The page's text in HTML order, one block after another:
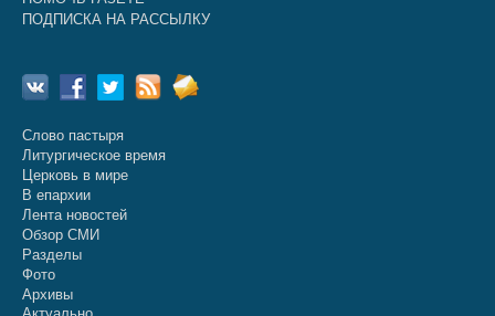
ПОДПИСКА НА РАССЫЛКУ
Слово пастыря
Литургическое время
Церковь в мире
В епархии
Лента новостей
Обзор СМИ
Разделы
Фото
Архивы